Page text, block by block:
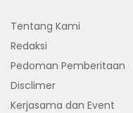
Tentang Kami
Redaksi
Pedoman Pemberitaan
Disclimer
Kerjasama dan Event